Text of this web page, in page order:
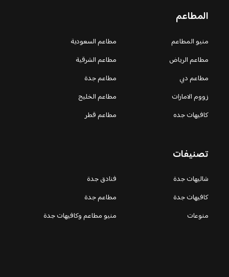
المطاعم
منيو المطاعم
مطاعم السعودية
مطاعم الرياض
مطاعم الشرقية
مطاعم دبي
مطاعم جدة
زووم الامارات
مطاعم الخليج
كافيهات جده
مطاعم قطر
تصنيفات
شاليهات جدة
فنادق جدة
كافيهات جدة
مطاعم جدة
منوعات
منيو مطاعم وكافيهات جدة